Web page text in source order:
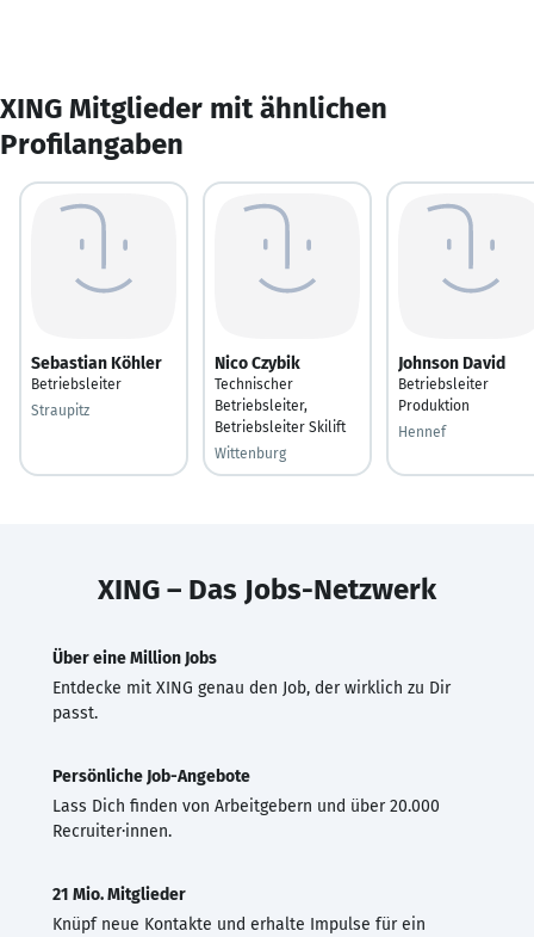
XING Mitglieder mit ähnlichen
Profilangaben
Sebastian Köhler
Betriebsleiter
Straupitz
Nico Czybik
Technischer
Betriebsleiter,
Betriebsleiter Skilift
Wittenburg
Johnson David
Betriebsleiter
Produktion
Hennef
XING – Das Jobs-Netzwerk
Über eine Million Jobs
Entdecke mit XING genau den Job, der wirklich zu Dir
passt.
Persönliche Job-Angebote
Lass Dich finden von Arbeitgebern und über 20.000
Recruiter·innen.
21 Mio. Mitglieder
Knüpf neue Kontakte und erhalte Impulse für ein